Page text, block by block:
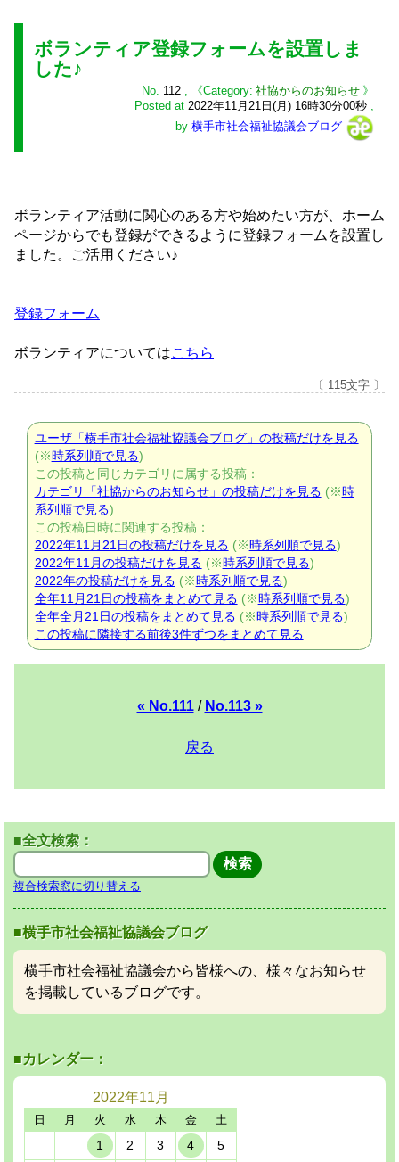
ボランティア登録フォームを設置しま
した♪
No. 112
社協からのお知らせ
Posted at 2022年11月21日(月) 16時30分00秒
by 横手市社会福祉協議会ブログ
ボランティア活動に関心のある方や始めたい方が、ホーム
ページからでも登録ができるように登録フォームを設置し
ました。ご活用ください♪
登録フォーム
ボランティアについてはこちら
〔 115文字 〕
ユーザ「横手市社会福祉協議会ブログ」の投稿だけを見る
(※時系列順で見る)
この投稿と同じカテゴリに属する投稿：
カテゴリ「社協からのお知らせ」の投稿だけを見る (※時
系列順で見る)
この投稿日時に関連する投稿：
2022年11月21日の投稿だけを見る (※時系列順で見る)
2022年11月の投稿だけを見る (※時系列順で見る)
2022年の投稿だけを見る (※時系列順で見る)
全年11月21日の投稿をまとめて見る (※時系列順で見る)
全年全月21日の投稿をまとめて見る (※時系列順で見る)
この投稿に隣接する前後3件ずつをまとめて見る
« No.111 / No.113 »
戻る
■全文検索：
複合検索窓に切り替える
■横手市社会福祉協議会ブログ
横手市社会福祉協議会から皆様への、様々なお知らせ
を掲載しているブログです。
■カレンダー：
2022年11月
日 月 火 水 木 金 土
1 2 3 4
5